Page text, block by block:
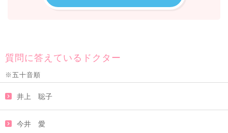
質問に答えているドクター
※五十音順
井上 聡子
今井 愛